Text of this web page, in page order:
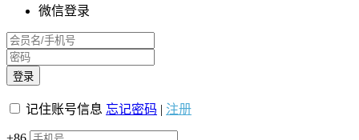
微信登录
登录
记住账号信息 忘记密码 | 注册